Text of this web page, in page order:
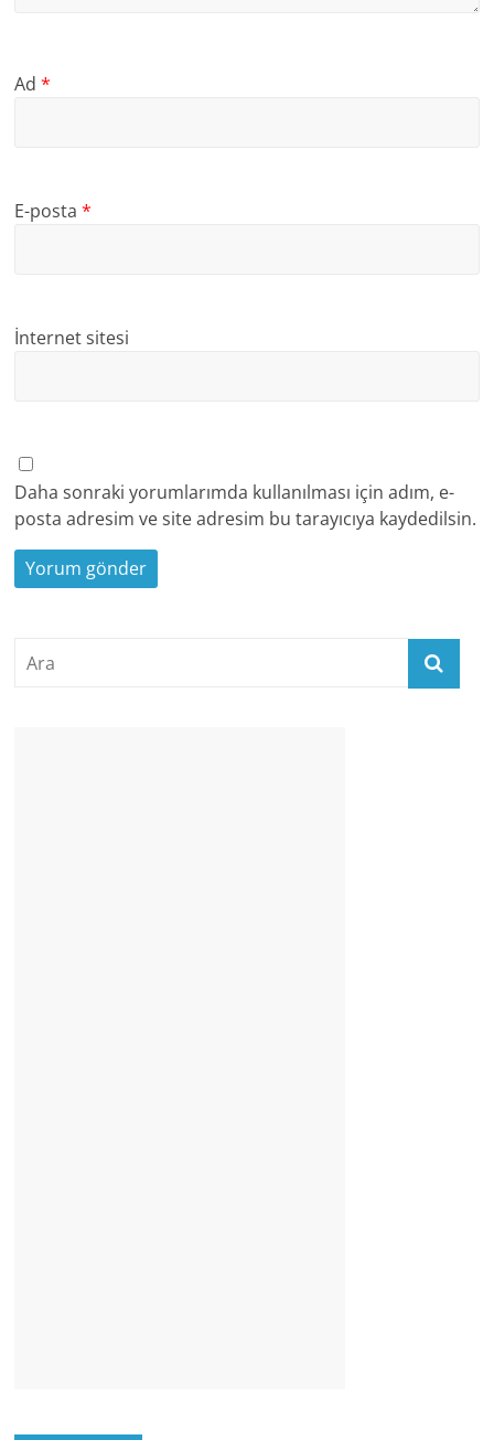
Ad*
E-posta*
İnternet sitesi
Daha sonraki yorumlarımda kullanılması için adım, e-
posta adresim ve site adresim bu tarayıcıya kaydedilsin.